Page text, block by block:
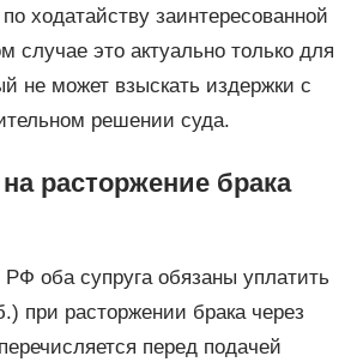
ходатайству заинтересованной
случае это актуально только для
не может взыскать издержки с
решении суда.
расторжение брака
оба супруга обязаны уплатить
при расторжении брака через
перед подачей